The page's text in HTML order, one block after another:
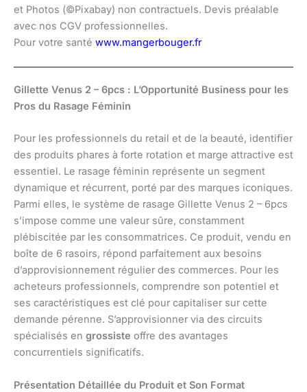
et Photos (©Pixabay) non contractuels. Devis préalable
avec nos CGV professionnelles.
Pour votre santé www.mangerbouger.fr
Gillette Venus 2 – 6pcs : L’Opportunité Business pour les
Pros du Rasage Féminin
Pour les professionnels du retail et de la beauté, identifier
des produits phares à forte rotation et marge attractive est
essentiel. Le rasage féminin représente un segment
dynamique et récurrent, porté par des marques iconiques.
Parmi elles, le système de rasage Gillette Venus 2 – 6pcs
s’impose comme une valeur sûre, constamment
plébiscitée par les consommatrices. Ce produit, vendu en
boîte de 6 rasoirs, répond parfaitement aux besoins
d’approvisionnement régulier des commerces. Pour les
acheteurs professionnels, comprendre son potentiel et
ses caractéristiques est clé pour capitaliser sur cette
demande pérenne. S’approvisionner via des circuits
spécialisés en grossiste offre des avantages
concurrentiels significatifs.
Présentation Détaillée du Produit et Son Format